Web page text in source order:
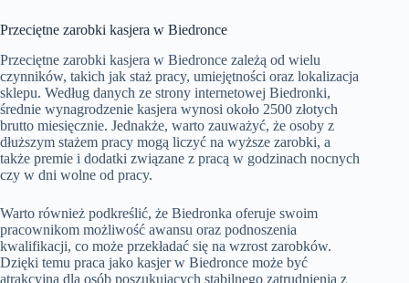
Przeciętne zarobki kasjera w Biedronce
Przeciętne zarobki kasjera w Biedronce zależą od wielu
czynników, takich jak staż pracy, umiejętności oraz lokalizacja
sklepu. Według danych ze strony internetowej Biedronki,
średnie wynagrodzenie kasjera wynosi około 2500 złotych
brutto miesięcznie. Jednakże, warto zauważyć, że osoby z
dłuższym stażem pracy mogą liczyć na wyższe zarobki, a
także premie i dodatki związane z pracą w godzinach nocnych
czy w dni wolne od pracy.
Warto również podkreślić, że Biedronka oferuje swoim
pracownikom możliwość awansu oraz podnoszenia
kwalifikacji, co może przekładać się na wzrost zarobków.
Dzięki temu praca jako kasjer w Biedronce może być
atrakcyjna dla osób poszukujących stabilnego zatrudnienia z